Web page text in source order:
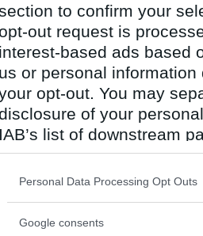
to confirm your
out request is
interest-based ads based
us or personal
opt-out. You may
of your
IAB’s list of downstream
be disclosed by us
Downstream Participants
Please note that this
Personal Data Processing Opt Outs
Google consents
inlägg:
Delbar
686
Barometer